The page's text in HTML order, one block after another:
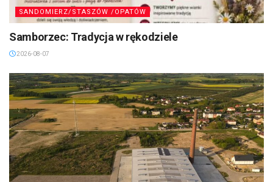
SANDOMIERZ/STASZÓW /OPATÓW
Samborzec: Tradycja w rękodziele
2026-08-07